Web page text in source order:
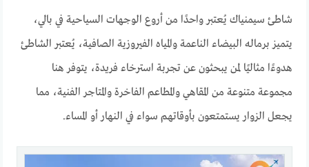
شاطئ سيمنياك يُعتبر واحدًا من أروع الوجهات السياحية في بالي،
يتميز برماله البيضاء الناعمة والمياه الفيروزية الصافية، يُعتبر الشاطئ
هدوءًا مثاليًا لمن يبحثون عن تجربة استرخاء فريدة، يتوفر هنا
مجموعة متنوعة من المقاهي والمطاعم الفاخرة والمتاجر الفنية، مما
يجعل الزوار يستمتعون بأوقاتهم سواء في النهار أو المساء.